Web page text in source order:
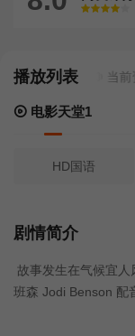
很差
较差还行推荐力荐
播放列表 当前
电影天堂1
HD国语
剧情简介
故事发生在气候宜人
班森 Jodi Benson 配
起的她，每一天都过